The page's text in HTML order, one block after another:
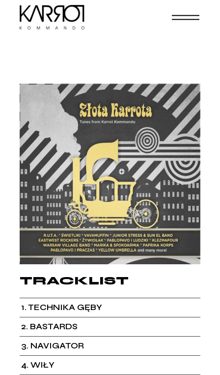
TRACKLIST
1 TECHNIKA GĘBY
2 BASTARDS
3 NAVIGATOR
4 WIŁY